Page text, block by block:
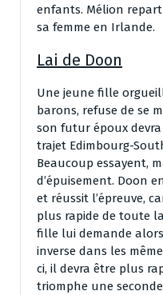
enfants. Mélion
sa femme en Irlande.
Lai de Doon
Une jeune fille
barons, refuse de se
son futur époux
trajet Edimbourg-
Beaucoup essayent,
d’épuisement. Doon
et réussit l’épreuve,
plus rapide de toute
fille lui demande
inverse dans les
ci, il devra être plus
triomphe une